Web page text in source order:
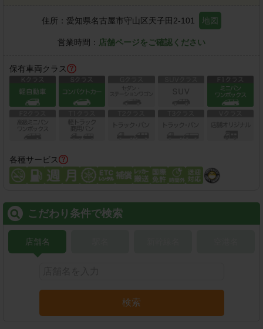
住所： 愛知県名古屋市守山区天子田2-101 地図
営業時間： 店舗ページをご確認ください
保有車両クラス
各種サービス
こだわり条件で検索
店舗名
検索